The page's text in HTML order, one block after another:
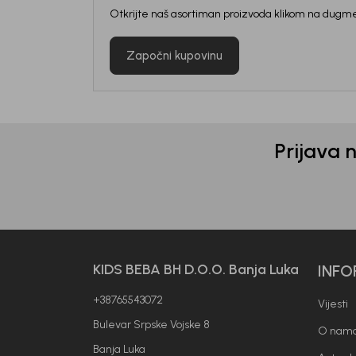
Otkrijte naš asortiman proizvoda klikom na
Započni kupovinu
Prijava
KIDS BEBA BH D.O.O. Banja Luka
+38765543072
Bulevar Srpske Vojske 8
Banja Luka
Vijesti
O
Generacije rastu uz BebaKids –
Prijavi se, ostvari popuste i postani